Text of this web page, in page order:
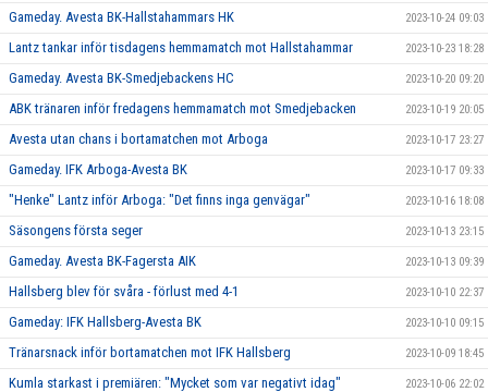
Gameday. Avesta BK-Hallstahammars HK 2023-10-24 09:03
Lantz tankar inför tisdagens hemmamatch mot Hallstahammar 2023-10-23 18:28
Gameday. Avesta BK-Smedjebackens HC 2023-10-20 09:20
ABK tränaren inför fredagens hemmamatch mot Smedjebacken 2023-10-19 20:05
Avesta utan chans i bortamatchen mot Arboga 2023-10-17 23:27
Gameday. IFK Arboga-Avesta BK 2023-10-17 09:33
"Henke" Lantz inför Arboga: "Det finns inga genvägar" 2023-10-16 18:08
Säsongens första seger 2023-10-13 23:15
Gameday. Avesta BK-Fagersta AIK 2023-10-13 09:39
Hallsberg blev för svåra - förlust med 4-1 2023-10-10 22:37
Gameday: IFK Hallsberg-Avesta BK 2023-10-10 09:15
Tränarsnack inför bortamatchen mot IFK Hallsberg 2023-10-09 18:45
Kumla starkast i premiären: "Mycket som var negativt idag" 2023-10-06 22:02